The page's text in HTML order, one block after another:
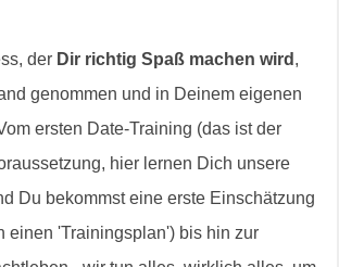
der Dir richtig Spaß machen wird ,
genommen und in Deinem eigenen
ersten Date-Training (das ist der
hier lernen Dich unsere
Du bekommst eine erste Einschätzung
einen 'Trainingsplan') bis hin zur